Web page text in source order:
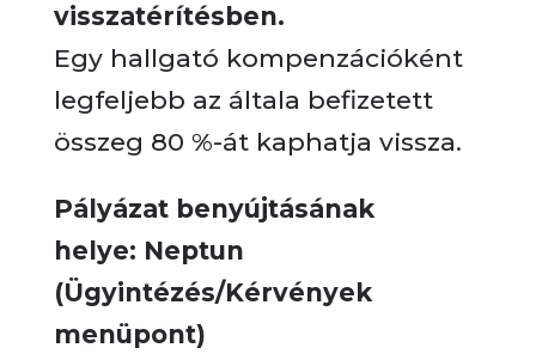
visszatérítésben.
Egy hallgató kompenzációként
legfeljebb az általa befizetett
összeg 80 %-át kaphatja vissza.
Pályázat benyújtásának
helye: Neptun
(Ügyintézés/Kérvények
menüpont)